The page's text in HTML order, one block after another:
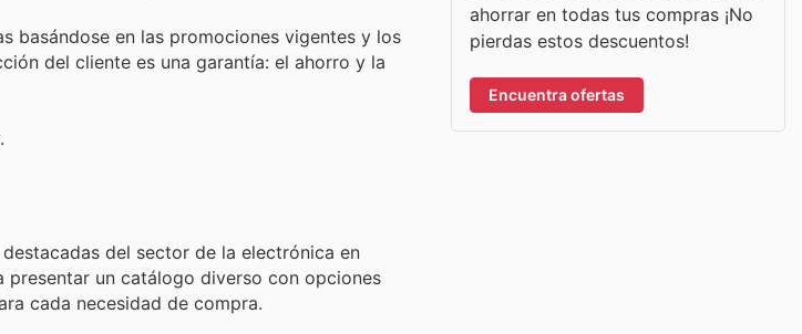
basándose en las promociones vigentes y los
del cliente es una garantía: el ahorro y la
del sector de la electrónica en
presentar un catálogo diverso con opciones
cada necesidad de compra.
ahorrar en todas tus compras ¡No
pierdas estos descuentos!
Encuentra ofertas